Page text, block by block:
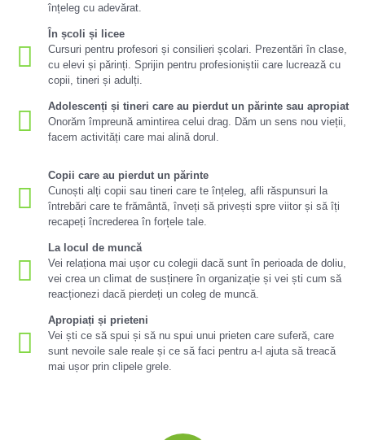
înțeleg cu adevărat.
În școli și licee
Cursuri pentru profesori și consilieri școlari. Prezentări în clase,
cu elevi și părinți. Sprijin pentru profesioniștii care lucrează cu
copii, tineri și adulți.
Adolescenți și tineri care au pierdut un părinte sau apropiat
Onorăm împreună amintirea celui drag. Dăm un sens nou vieții,
facem activități care mai alină dorul.
Copii care au pierdut un părinte
Cunoști alți copii sau tineri care te înțeleg, afli răspunsuri la
întrebări care te frământă, înveți să privești spre viitor și să îți
recapeți încrederea în forțele tale.
La locul de muncă
Vei relaționa mai ușor cu colegii dacă sunt în perioada de doliu,
vei crea un climat de susținere în organizație și vei ști cum să
reacționezi dacă pierdeți un coleg de muncă.
Apropiați și prieteni
Vei ști ce să spui și să nu spui unui prieten care suferă, care
sunt nevoile sale reale și ce să faci pentru a-l ajuta să treacă
mai ușor prin clipele grele.